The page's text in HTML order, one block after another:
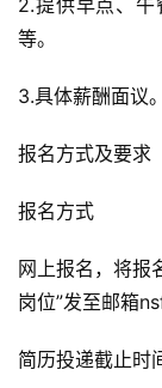
2.提供早点、
等。
3.具体薪酬面议。
报名方式及要求
报名方式
网上报名，将报
岗位”发至邮箱
简历投递截止时